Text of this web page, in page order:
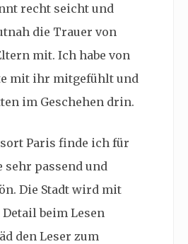
recht seicht und
die Trauer von
mit. Ich habe von
mit ihr mitgefühlt und
im Geschehen drin.
Paris finde ich für
sehr passend und
Die Stadt wird mit
beim Lesen
den Leser zum